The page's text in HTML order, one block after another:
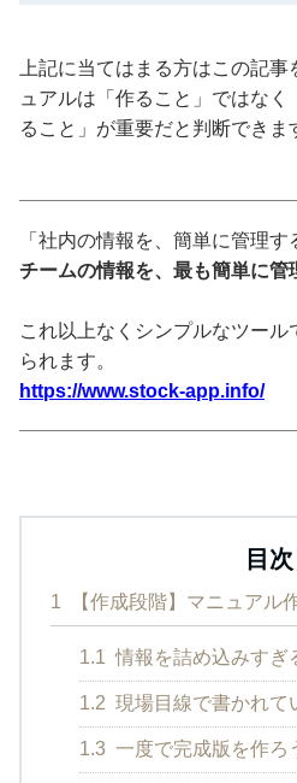
上記に当てはまる方はこの記
ュアルは「作ること」ではな
ること」が重要だと判断できま
「社内の情報を、簡単に管理す
チームの情報を、最も簡単に管
これ以上なくシンプルなツー
られます。
https://www.stock-app.info/
目次
1 【作成段階】マニュアル
1.1 情報を詰め込みすぎ
1.2 現場目線で書かれて
1.3 一度で完成版を作ろ